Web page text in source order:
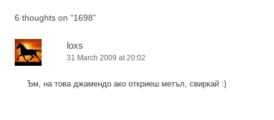
6 thoughts on “1698”
loxs
31 March 2009 at 20:02
Ъм, на това джамендо ако откриеш метъл, свиркай :)